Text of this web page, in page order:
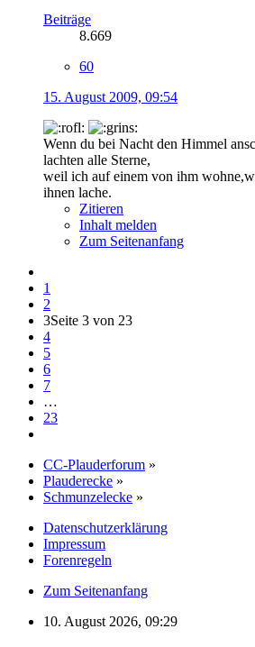
Beiträge
8.669
60
15. August 2009, 09:54
Wenn du bei Nacht den Himmel
lachten alle Sterne,
weil ich auf einem von ihm
ihnen lache.
Zitieren
Inhalt melden
Zum Seitenanfang
1
2
3Seite 3 von 23
4
5
6
7
…
23
CC-Plauderforum »
Plauderecke »
Schmunzelecke »
Datenschutzerklärung
Impressum
Forenregeln
Zum Seitenanfang
10. August 2026, 09:29